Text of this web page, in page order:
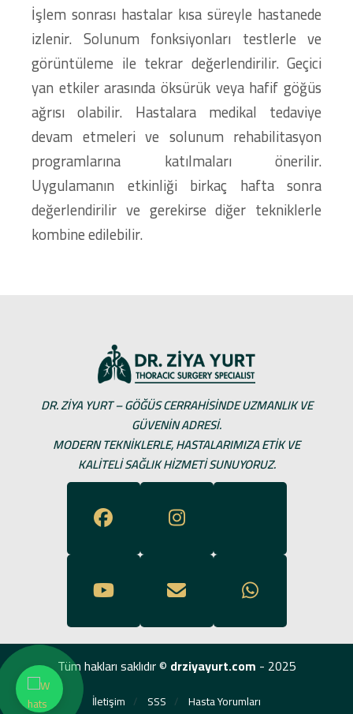
İşlem sonrası hastalar kısa süreyle hastanede
izlenir. Solunum fonksiyonları testlerle ve
görüntüleme ile tekrar değerlendirilir. Geçici
yan etkiler arasında öksürük veya hafif göğüs
ağrısı olabilir. Hastalara medikal tedaviye
devam etmeleri ve solunum rehabilitasyon
programlarına katılmaları önerilir.
Uygulamanın etkinliği birkaç hafta sonra
değerlendirilir ve gerekirse diğer tekniklerle
kombine edilebilir.
DR. ZIYA YURT – GÖĞÜS CERRAHISINDE UZMANLIK VE
GÜVENIN ADRESI.
MODERN TEKNIKLERLE, HASTALARIMIZA ETIK VE
KALITELI SAĞLIK HIZMETI SUNUYORUZ.
Tüm hakları saklıdır © drziyayurt.com - 2025
İletişim SSS Hasta Yorumları